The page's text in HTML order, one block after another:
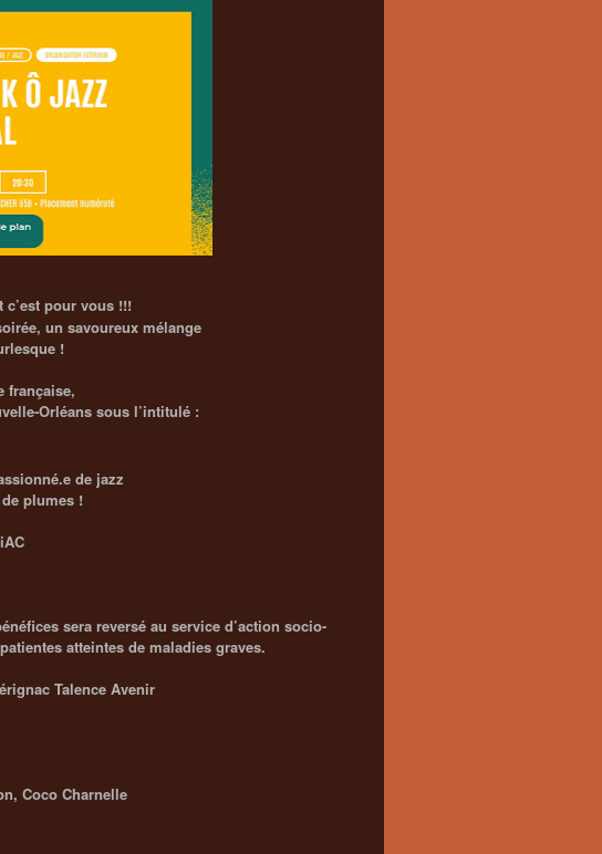
c’est pour vous !!!
un savoureux mélange
!
française,
Orléans sous l’intitulé :
de jazz
plumes !
sera reversé au service d’action socio-
atteintes de maladies graves.
Talence Avenir
Coco Charnelle